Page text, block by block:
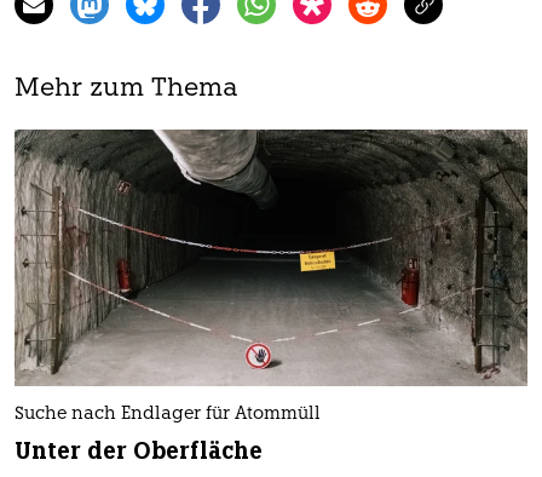
Mehr zum Thema
Suche nach Endlager für Atommüll
Unter der Oberfläche